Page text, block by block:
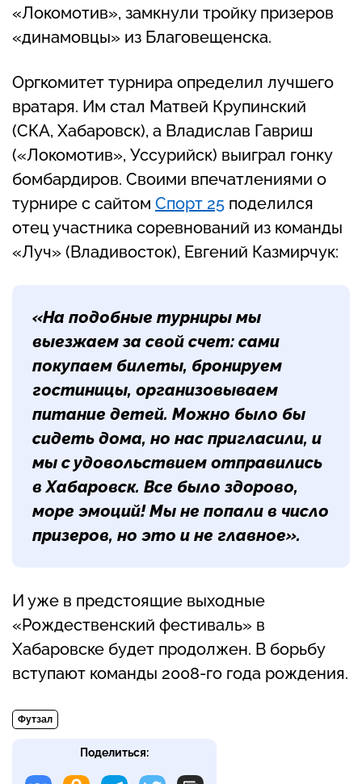
«Локомотив», замкнули тройку призеров
«динамовцы» из Благовещенска.
Оргкомитет турнира определил лучшего
вратаря. Им стал Матвей Крупинский
(СКА, Хабаровск), а Владислав Гавриш
(«Локомотив», Уссурийск) выиграл гонку
бомбардиров. Своими впечатлениями о
турнире с сайтом Спорт 25 поделился
отец участника соревнований из команды
«Луч» (Владивосток), Евгений Казмирчук:
«На подобные турниры мы
выезжаем за свой счет: сами
покупаем билеты, бронируем
гостиницы, организовываем
питание детей. Можно было бы
сидеть дома, но нас пригласили, и
мы с удовольствием отправились
в Хабаровск. Все было здорово,
море эмоций! Мы не попали в число
призеров, но это и не главное».
И уже в предстоящие выходные
«Рождественский фестиваль» в
Хабаровске будет продолжен. В борьбу
вступают команды 2008-го года рождения.
Футзал
Поделиться: